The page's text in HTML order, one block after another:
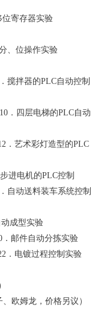
位寄存器实验
、位操作实验
拌器的PLC自动控制
四层电梯的PLC自动
艺术彩灯造型的PLC
机的PLC控制
送料装车系统控制
型实验
件自动分拣实验
电镀过程控制实验
欧姆龙，价格另议）